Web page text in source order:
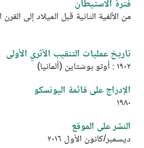
فترة الاستيطان
من الألفية الثانية قبل الميلاد إلى
تاريخ عمليات التنقيب الأثري الأولى
١٩٠٢: أوتو بوشتاين(ألمانيا)
الإدراج على قائمة اليونسكو
١٩٨٠
النشر على الموقع
ديسمبر/كانون الأول ٢٠١٦